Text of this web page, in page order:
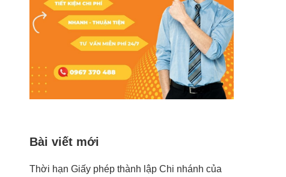
Bài viết mới
Thời hạn Giấy phép thành lập Chi nhánh của